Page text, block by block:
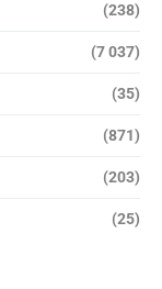
(238)
(7 037)
(35)
(871)
(203)
(25)